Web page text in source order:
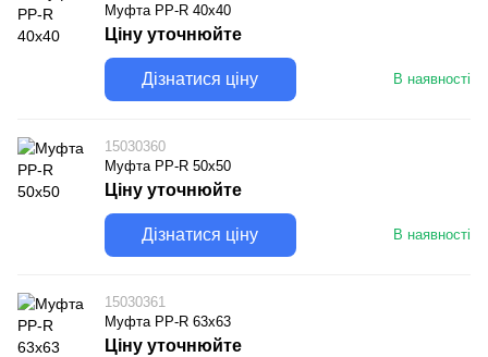
Муфта PP-R 40x40
В наявності
Ціну уточнюйте
Дізнатися ціну
15030360
Муфта PP-R 50x50
В наявності
Ціну уточнюйте
Дізнатися ціну
15030361
Муфта PP-R 63х63
Ціну уточнюйте